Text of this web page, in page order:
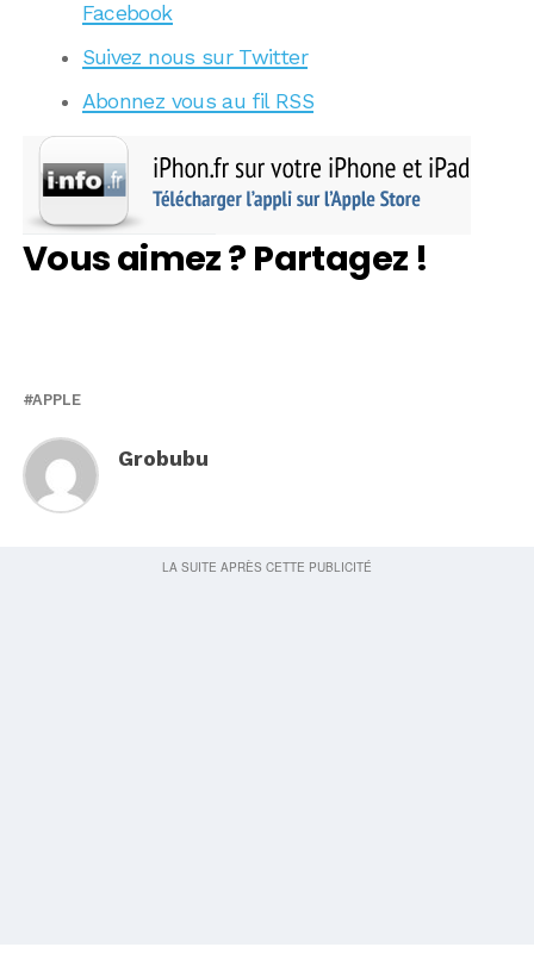
Facebook
Suivez nous sur Twitter
Abonnez vous au fil RSS
Vous aimez ? Partagez !
APPLE
Grobubu